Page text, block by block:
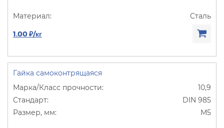
Сталь
1.00 ₽/кг
Гайка самоконтрящаяся
10,9
DIN 985
М5